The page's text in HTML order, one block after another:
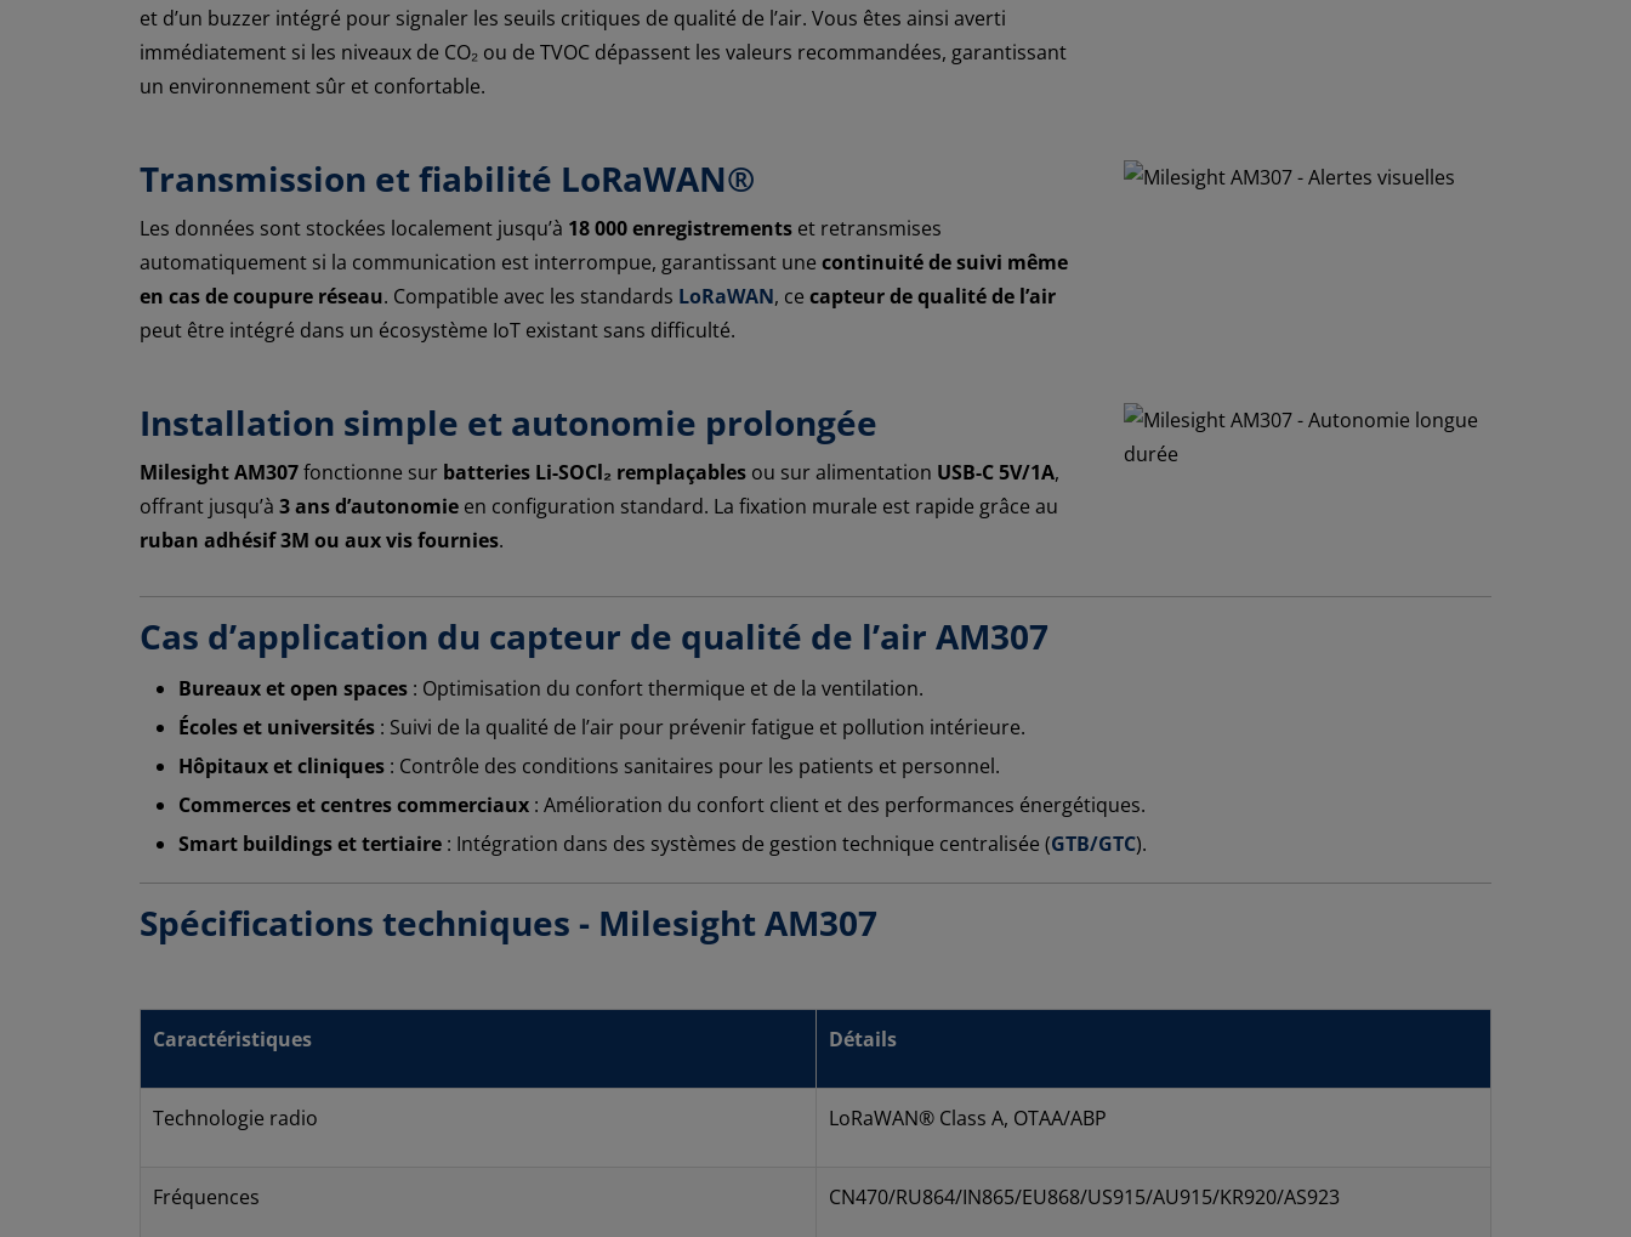
et d’un buzzer intégré pour signaler les seuils critiques de qualité de l’air. Vous êtes ainsi averti
immédiatement si les niveaux de CO₂ ou de TVOC dépassent les valeurs recommandées, garantissant
un environnement sûr et confortable.
Transmission et fiabilité LoRaWAN®
Les données sont stockées localement jusqu’à 18 000 enregistrements et retransmises
automatiquement si la communication est interrompue, garantissant une continuité de suivi même
en cas de coupure réseau. Compatible avec les standards LoRaWAN, ce capteur de qualité de l’air
peut être intégré dans un écosystème IoT existant sans difficulté.
Installation simple et autonomie prolongée
Milesight AM307fonctionne sur batteries Li-SOCl₂ remplaçables ou sur alimentation USB-C 5V/1A,
offrant jusqu’à 3 ans d’autonomie en configuration standard. La fixation murale est rapide grâce au
ruban adhésif 3M ou aux vis fournies.
Cas d’application du capteur de qualité de l’air AM307
Bureaux et open spaces : Optimisation du confort thermique et de la ventilation.
Écoles et universités : Suivi de la qualité de l’air pour prévenir fatigue et pollution intérieure.
Hôpitaux et cliniques : Contrôle des conditions sanitaires pour les patients et personnel.
Commerces et centres commerciaux : Amélioration du confort client et des performances énergétiques.
Smart buildings et tertiaire : Intégration dans des systèmes de gestion technique centralisée (GTB/GTC).
Spécifications techniques - Milesight AM307
Caractéristiques Détails
Technologie radio LoRaWAN® Class A, OTAA/ABP
Fréquences CN470/RU864/IN865/EU868/US915/AU915/KR920/AS923